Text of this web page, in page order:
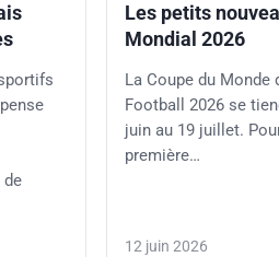
de
Les petits
Mondial 2026
La Coupe du Monde
Football 2026 se
juin au 19 juillet.
première…
12 juin 2026